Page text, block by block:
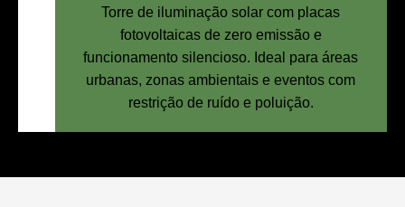
Torre de iluminação solar com placas
fotovoltaicas de zero emissão e
funcionamento silencioso. Ideal para áreas
urbanas, zonas ambientais e eventos com
restrição de ruído e poluição.